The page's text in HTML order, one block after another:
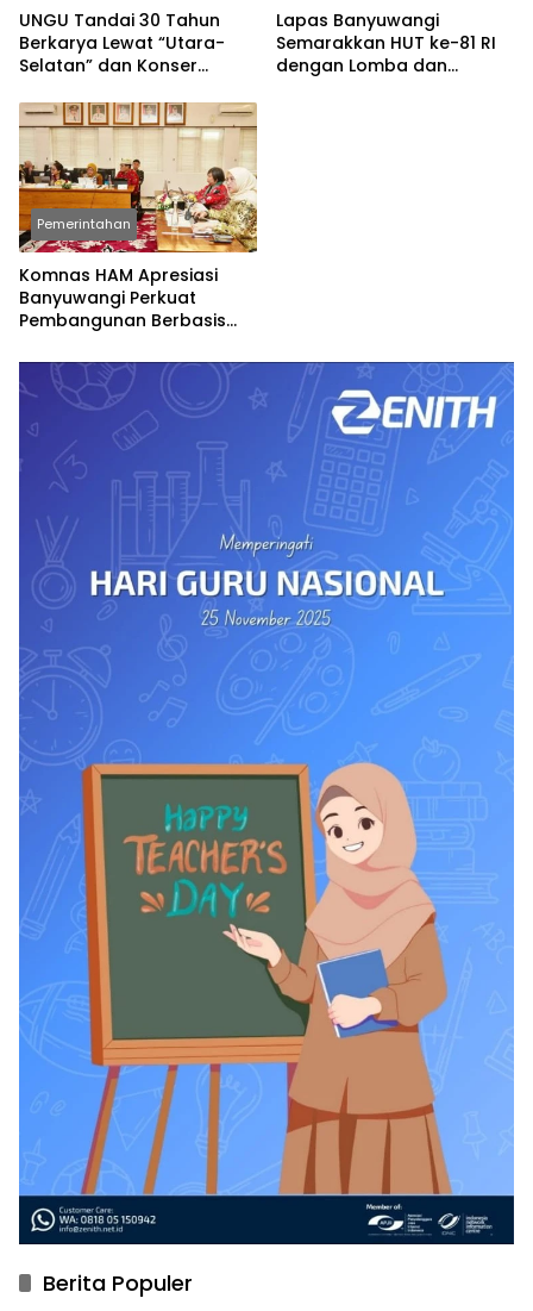
UNGU Tandai 30 Tahun
Berkarya Lewat “Utara-
Selatan” dan Konser
Lapas Banyuwangi
Semarakkan HUT ke-81 RI
dengan Lomba dan
Pemerintahan
Komnas HAM Apresiasi
Banyuwangi Perkuat
Pembangunan Berbasis
Berita Populer